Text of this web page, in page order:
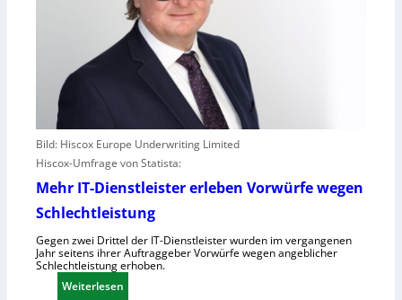
Bild: Hiscox Europe Underwriting Limited
Hiscox-Umfrage von Statista:
Mehr IT-Dienstleister erleben Vorwürfe wegen
Schlechtleistung
Gegen zwei Drittel der IT-Dienstleister wurden im vergangenen
Jahr seitens ihrer Auftraggeber Vorwürfe wegen angeblicher
Schlechtleistung erhoben.
Weiterlesen